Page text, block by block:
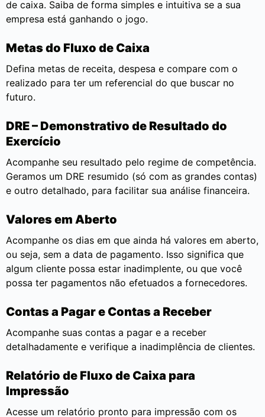
de caixa. Saiba de forma simples e intuitiva se a sua
empresa está ganhando o jogo.
Metas do Fluxo de Caixa
Defina metas de receita, despesa e compare com o
realizado para ter um referencial do que buscar no
futuro.
DRE – Demonstrativo de Resultado do
Exercício
Acompanhe seu resultado pelo regime de competência.
Geramos um DRE resumido (só com as grandes contas)
e outro detalhado, para facilitar sua análise financeira.
Valores em Aberto
Acompanhe os dias em que ainda há valores em aberto,
ou seja, sem a data de pagamento. Isso significa que
algum cliente possa estar inadimplente, ou que você
possa ter pagamentos não efetuados a fornecedores.
Contas a Pagar e Contas a Receber
Acompanhe suas contas a pagar e a receber
detalhadamente e verifique a inadimplência de clientes.
Relatório de Fluxo de Caixa para
Impressão
Acesse um relatório pronto para impressão com os